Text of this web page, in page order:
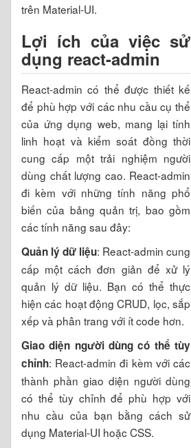
trên Material-UI.
Lợi ích của việc sử
dụng react-admin
React-admin có thể được thiết kế
để phù hợp với các nhu cầu cụ thể
của ứng dụng web, mang lại tính
linh hoạt và kiểm soát đồng thời
cung cấp một trải nghiệm người
dùng chất lượng cao. React-admin
đi kèm với những tính năng phổ
biến của bảng quản trị, bao gồm
các tính năng sau đây:
Quản lý dữ liệu: React-admin cung
cấp một cách đơn giản để xử lý
quản lý dữ liệu. Bạn có thể thực
hiện các hoạt động CRUD, lọc, sắp
xếp và phân trang với ít code hơn.
Giao diện người dùng có thể tùy
chỉnh: React-admin đi kèm với các
thành phần giao diện người dùng
có thể tùy chỉnh để phù hợp với
nhu cầu của bạn bằng cách sử
dụng Material-UI hoặc CSS.